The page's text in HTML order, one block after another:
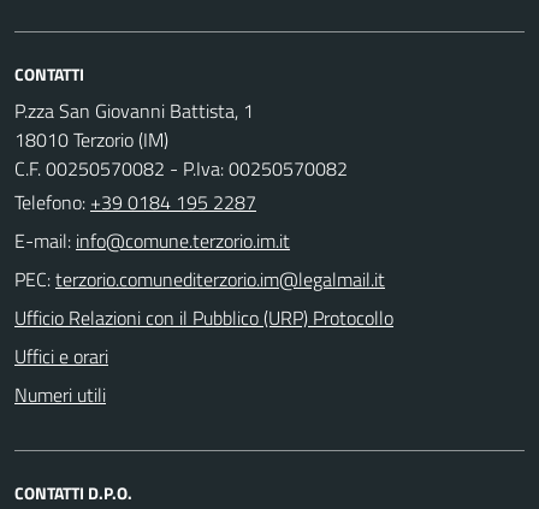
CONTATTI
P.zza San Giovanni Battista, 1
18010 Terzorio (IM)
C.F. 00250570082 - P.Iva: 00250570082
Telefono: +39 0184 195 2287
E-mail:
PEC:
Ufficio Relazioni con il Pubblico (URP) Protocollo
Uffici e orari
Numeri utili
CONTATTI D.P.O.